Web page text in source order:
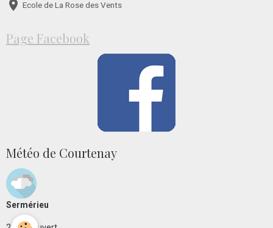
Ecole de La Rose des Vents
Page Facebook
Météo de Courtenay
Sermérieu
°C